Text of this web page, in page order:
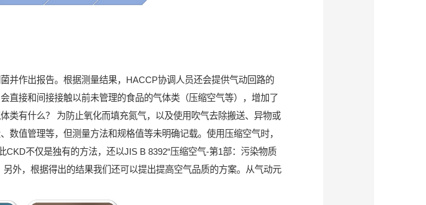
并作出报告。根据测量结果，HACCP协调人员还会提供气动回路的
直接和间接接触以前未管理的食品的气体类（压缩空气等），增加了
类有什么？ 为防止氧化而填充氮气，以及使用吹气去除搬送、异物或
值管理等，但测量方法和规格值等未明确记载。使用压缩空气时，
不仅是独有的方法，还以JIS B 8392“压缩空气-第1部：污染物质
外，根据得出的结果我们还可以提出提高空气品质的方案。从气动元